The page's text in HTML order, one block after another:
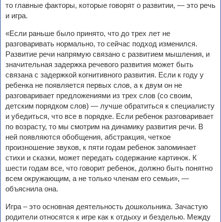
то главные факторы, которые говорят о развитии, — это речь
и игра.
«Если раньше было принято, что до трех лет не
разговаривать нормально, то сейчас подход изменился.
Развитие речи напрямую связано с развитием мышления, и
значительная задержка речевого развития может быть
связана с задержкой когнитивного развития. Если к году у
ребенка не появляется первых слов, а к двум он не
разговаривает предложениями из трех слов (со своим,
детским порядком слов) — лучше обратиться к специалисту
и убедиться, что все в порядке. Если ребенок разговаривает
по возрасту, то мы смотрим на динамику развития речи. В
ней появляются обобщения, абстракция, четкое
произношение звуков, к пяти годам ребенок запоминает
стихи и сказки, может передать содержание картинок. К
шести годам все, что говорит ребенок, должно быть понятно
всем окружающим, а не только членам его семьи», —
объяснила она.
Игра – это основная деятельность дошкольника. Зачастую
родители относятся к игре как к отдыху и безделью. Между